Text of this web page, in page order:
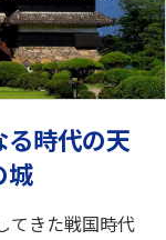
時代の天
城
てきた戦国時代